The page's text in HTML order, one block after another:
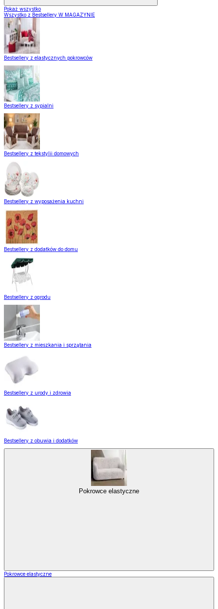
Pokaż wszystko
Wszystko z Bestsellery W MAGAZYNIE
Bestsellery z elastycznych pokrowców
Bestsellery z sypialni
Bestsellery z tekstylii domowych
Bestsellery z wyposażenia kuchni
Bestsellery z dodatków do domu
Bestsellery z ogrodu
Bestsellery z mieszkania i sprzątania
Bestsellery z urody i zdrowia
Bestsellery z obuwia i dodatków
Pokrowce elastyczne
Pokrowce elastyczne